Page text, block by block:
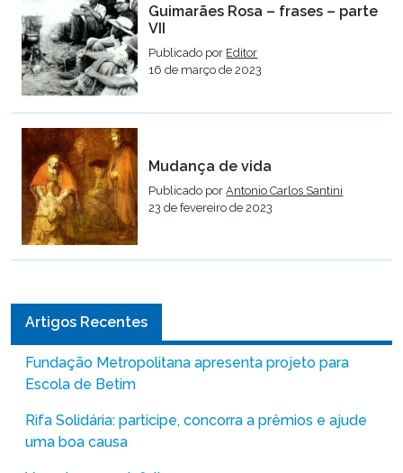
Guimarães Rosa – frases – parte
VII
Publicado por Editor
16 de março de 2023
Mudança de vida
Publicado porAntonio Carlos Santini
23 de fevereiro de 2023
Artigos Recentes
Fundação Metropolitana apresenta projeto para
Escola de Betim
Rifa Solidária: participe, concorra a prêmios e ajude
uma boa causa